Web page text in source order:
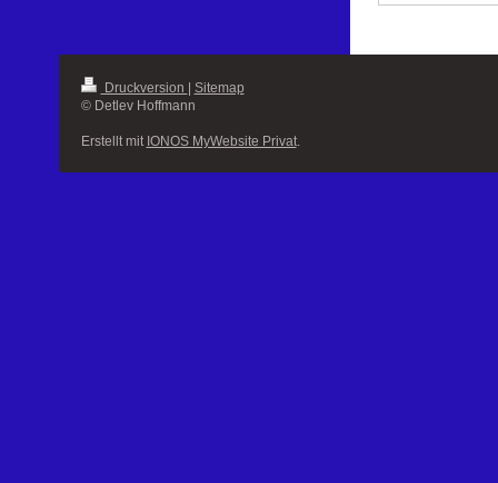
Druckversion | Sitemap
© Detlev Hoffmann
Erstellt mit IONOS MyWebsite Privat.